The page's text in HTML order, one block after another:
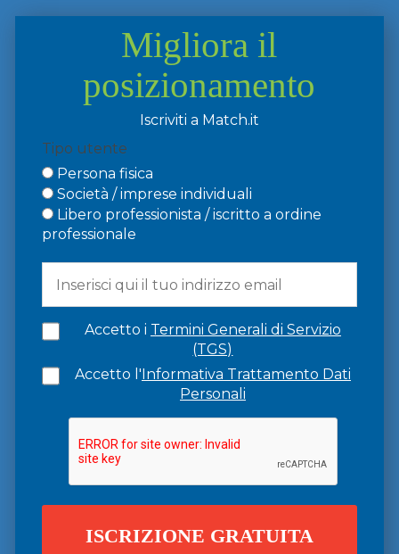
Migliora il
posizionamento
Iscriviti a Match.it
Tipo utente
Persona fisica
Società / imprese individuali
Libero professionista / iscritto a ordine
professionale
Accetto i Termini Generali di Servizio
(TGS)
Accetto l'Informativa Trattamento Dati
Personali